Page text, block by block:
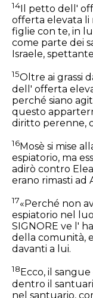
14 Il petto dell'
offerta elevata
figlie con te, in
come parte dei
Israele,
15Oltre ai grassi
dell' offerta
perché siano
questo
diritto perenne,
16Mosè si mise
espiatorio, ma
adirò contro
erano rimasti ad
17«Perché non
espiatorio nel
SIGNORE ve l'
della comunità,
davanti a lui.
18 Ecco, il
dentro il
nel santuario,